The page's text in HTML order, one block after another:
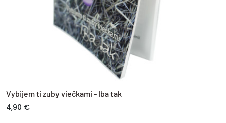
Vybijem ti zuby viečkami - Iba tak
4,90 €